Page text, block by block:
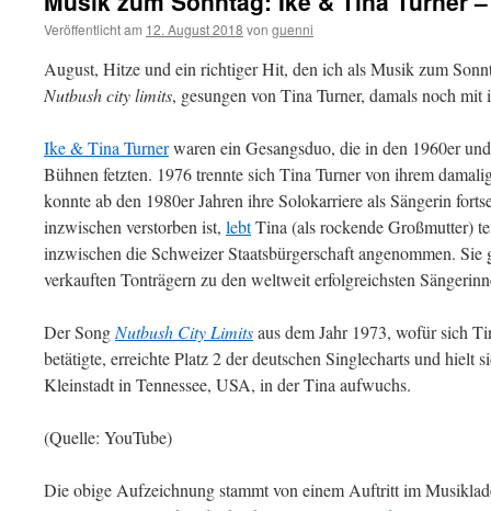
Veröffentlicht am 12. August 2018 von guenni
August, Hitze und ein richtiger Hit, den ich als Musik zum
Nutbush city limits, gesungen von Tina Turner, damals noch
Ike & Tina Turnerwaren ein Gesangsduo, die in den 1960er
Bühnen fetzten. 1976 trennte sich Tina Turner von ihrem
konnte ab den 1980er Jahren ihre Solokarriere als Sängerin
inzwischen verstorben ist, lebtTina (als rockende Großmutter)
inzwischen die Schweizer Staatsbürgerschaft angenommen.
verkauften Tonträgern zu den weltweit erfolgreichsten
Der Song Nutbush City Limitsaus dem Jahr 1973, wofür sich
betätigte, erreichte Platz 2 der deutschen Singlecharts und hielt
Kleinstadt in Tennessee, USA, in der Tina aufwuchs.
(Quelle: YouTube)
Die obige Aufzeichnung stammt von einem Auftritt im